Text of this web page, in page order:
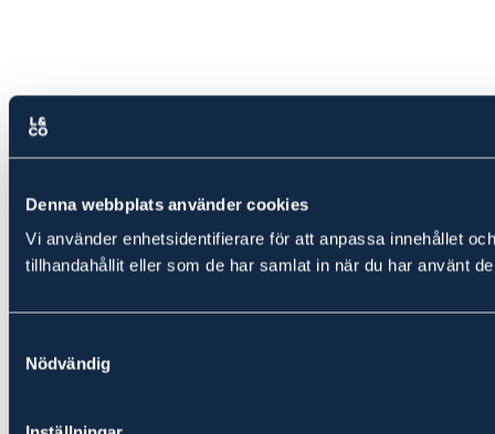
Denna webbplats använder cookies
Vi använder enhetsidentifierare för att anpassa innehållet
tillhandahållit eller som de har samlat in när du har använt
Nödvändig